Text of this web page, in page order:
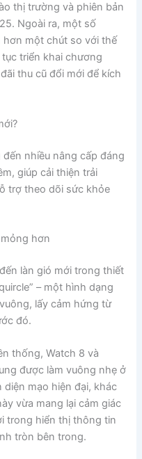
thị trường và phiên bản
Ngoài ra, một số
một chút so với thế
triển khai chương
thu cũ đổi mới để kích
nhiều nâng cấp đáng
giúp cải thiện trải
trợ theo dõi sức khỏe
mỏng hơn
làn gió mới trong thiết
– một hình dạng
lấy cảm hứng từ
đó.
thống, Watch 8 và
được làm vuông nhẹ ở
mạo hiện đại, khác
vừa mang lại cảm giác
trong hiển thị thông tin
tròn bên trong.